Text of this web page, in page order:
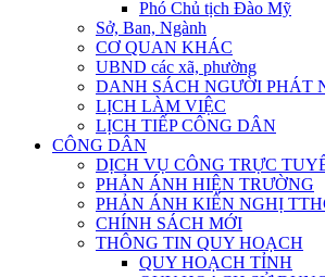
Phó Chủ tịch Đào Mỹ
Sở, Ban, Ngành
CƠ QUAN KHÁC
UBND các xã, phường
DANH SÁCH NGƯỜI PHÁT
LỊCH LÀM VIỆC
LỊCH TIẾP CÔNG DÂN
CÔNG DÂN
DỊCH VỤ CÔNG TRỰC
PHẢN ÁNH HIỆN TRƯỜNG
PHẢN ÁNH KIẾN NGHỊ
CHÍNH SÁCH MỚI
THÔNG TIN QUY HOẠCH
QUY HOẠCH TỈNH